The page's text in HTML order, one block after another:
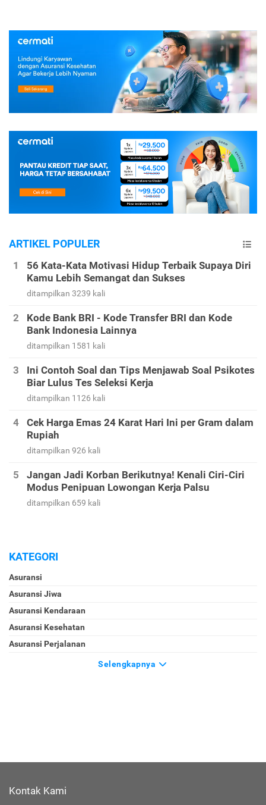
ARTIKEL POPULER
56 Kata-Kata Motivasi Hidup Terbaik Supaya Diri
Kamu Lebih Semangat dan Sukses
ditampilkan 3239 kali
Kode Bank BRI - Kode Transfer BRI dan Kode
Bank Indonesia Lainnya
ditampilkan 1581 kali
Ini Contoh Soal dan Tips Menjawab Soal Psikotes
Biar Lulus Tes Seleksi Kerja
ditampilkan 1126 kali
Cek Harga Emas 24 Karat Hari Ini per Gram dalam
Rupiah
ditampilkan 926 kali
Jangan Jadi Korban Berikutnya! Kenali Ciri-Ciri
Modus Penipuan Lowongan Kerja Palsu
ditampilkan 659 kali
KATEGORI
Asuransi
Asuransi Jiwa
Asuransi Kendaraan
Asuransi Kesehatan
Asuransi Perjalanan
Selengkapnya
Kontak Kami